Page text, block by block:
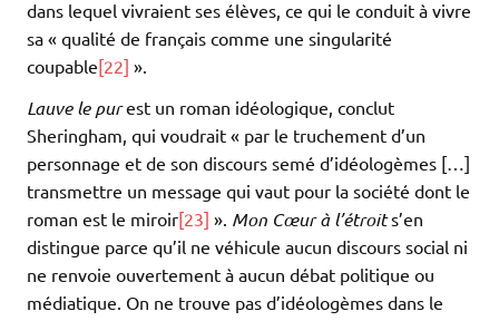
dans lequel vivraient ses élèves, ce qui le conduit à vivre
sa « qualité de français comme une singularité
coupable[22] ».
Lauve le purest un roman idéologique, conclut
Sheringham, qui voudrait « par le truchement d’un
personnage et de son discours semé d’idéologèmes […]
transmettre un message qui vaut pour la société dont le
roman est le miroir[23] ». Mon Cœur à l’étroits’en
distingue parce qu’il ne véhicule aucun discours social ni
ne renvoie ouvertement à aucun débat politique ou
médiatique. On ne trouve pas d’idéologèmes dans le